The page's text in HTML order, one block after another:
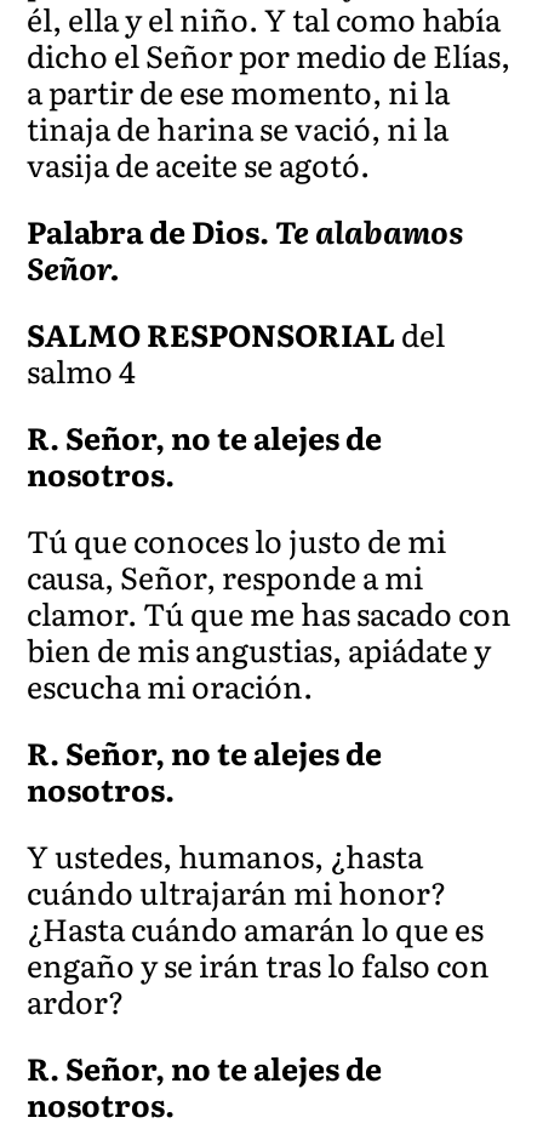
él, ella y el niño. Y tal como había
dicho el Señor por medio de Elías,
a partir de ese momento, ni la
tinaja de harina se vació, ni la
vasija de aceite se agotó.
Palabra de Dios.Te alabamos
Señor.
SALMO RESPONSORIALdel
salmo 4
R. Señor, no te alejes de
nosotros.
Tú que conoces lo justo de mi
causa, Señor, responde a mi
clamor. Tú que me has sacado con
bien de mis angustias, apiádate y
escucha mi oración.
R. Señor, no te alejes de
nosotros.
Y ustedes, humanos, ¿hasta
cuándoultrajarán mi honor?
¿Hasta cuándo amarán lo que es
engaño y se irán tras lo falso con
ardor?
R. Señor, no te alejes de
nosotros.